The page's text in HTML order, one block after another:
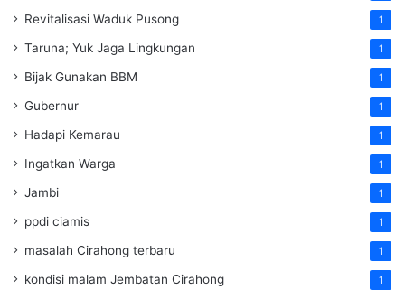
Revitalisasi Waduk Pusong 1
Taruna; Yuk Jaga Lingkungan 1
Bijak Gunakan BBM 1
Gubernur 1
Hadapi Kemarau 1
Ingatkan Warga 1
Jambi 1
ppdi ciamis 1
masalah Cirahong terbaru 1
kondisi malam Jembatan Cirahong 1